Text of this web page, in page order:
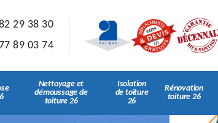
29 38 30
89 03 74
Nettoyage et
démoussage de
toiture 26
Isolation
de toiture
26
Rénovation
toiture 26